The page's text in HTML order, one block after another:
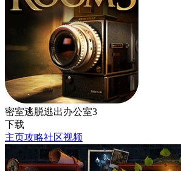
密室逃脱逃出办公室3
下载
主页攻略社区视频